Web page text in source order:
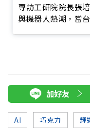
專訪工研院院長張
與機器人熱潮，當
加好友
AI 巧克力 輝